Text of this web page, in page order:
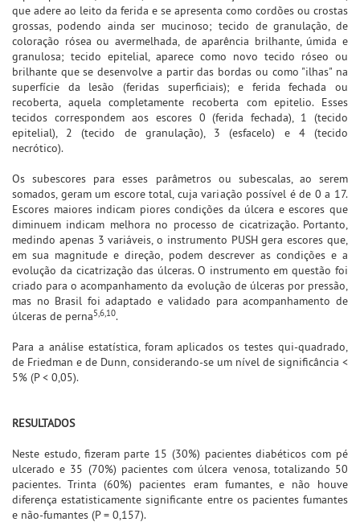
que adere ao leito da ferida e se apresenta como cordões ou crostas
grossas, podendo ainda ser mucinoso; tecido de granulação, de
coloração rósea ou avermelhada, de aparência brilhante, úmida e
granulosa; tecido epitelial, aparece como novo tecido róseo ou
brilhante que se desenvolve a partir das bordas ou como "ilhas" na
superfície da lesão (feridas superficiais); e ferida fechada ou
recoberta, aquela completamente recoberta com epitelio. Esses
tecidos correspondem aos escores 0 (ferida fechada), 1 (tecido
epitelial), 2 (tecido de granulação), 3 (esfacelo) e 4 (tecido
necrótico).
Os subescores para esses parâmetros ou subescalas, ao serem
somados, geram um escore total, cuja variação possível é de 0 a 17.
Escores maiores indicam piores condições da úlcera e escores que
diminuem indicam melhora no processo de cicatrização. Portanto,
medindo apenas 3 variáveis, o instrumento PUSH gera escores que,
em sua magnitude e direção, podem descrever as condições e a
evolução da cicatrização das úlceras. O instrumento em questão foi
criado para o acompanhamento da evolução de úlceras por pressão,
mas no Brasil foi adaptado e validado para acompanhamento de
úlceras de perna5,6,10.
Para a análise estatística, foram aplicados os testes qui-quadrado,
de Friedman e de Dunn, considerando-se um nível de significância <
5% (P < 0,05).
RESULTADOS
Neste estudo, fizeram parte 15 (30%) pacientes diabéticos com pé
ulcerado e 35 (70%) pacientes com úlcera venosa, totalizando 50
pacientes. Trinta (60%) pacientes eram fumantes, e não houve
diferença estatisticamente significante entre os pacientes fumantes
e não-fumantes (P = 0,157).